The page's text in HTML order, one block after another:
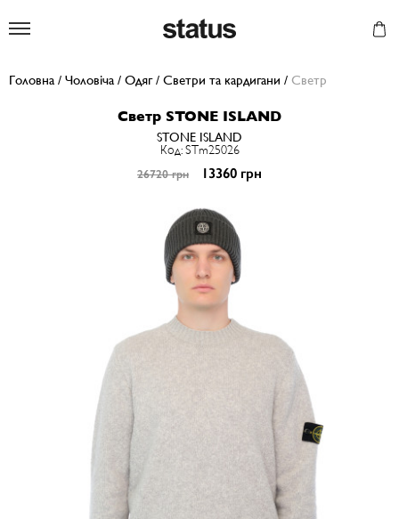
Головна / Чоловіча / Одяг/ Светри та кардигани / Светр
Светр STONE ISLAND
STONE ISLAND
Код: STm25026
26720 грн 13360 грн